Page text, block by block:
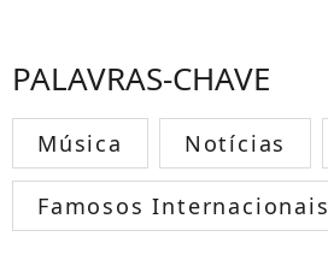
PALAVRAS-CHAVE
Música Notícias
Famosos Internacionais